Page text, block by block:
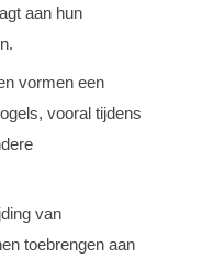
aan hun
vormen een
vooral tijdens
van
toebrengen aan